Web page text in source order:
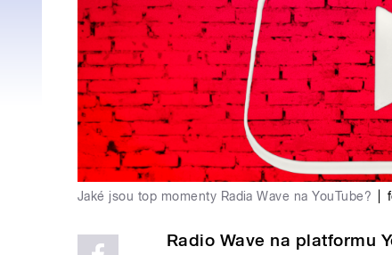
Jaké jsou top momenty Radia Wave na YouTube?
Radio Wave na platformu